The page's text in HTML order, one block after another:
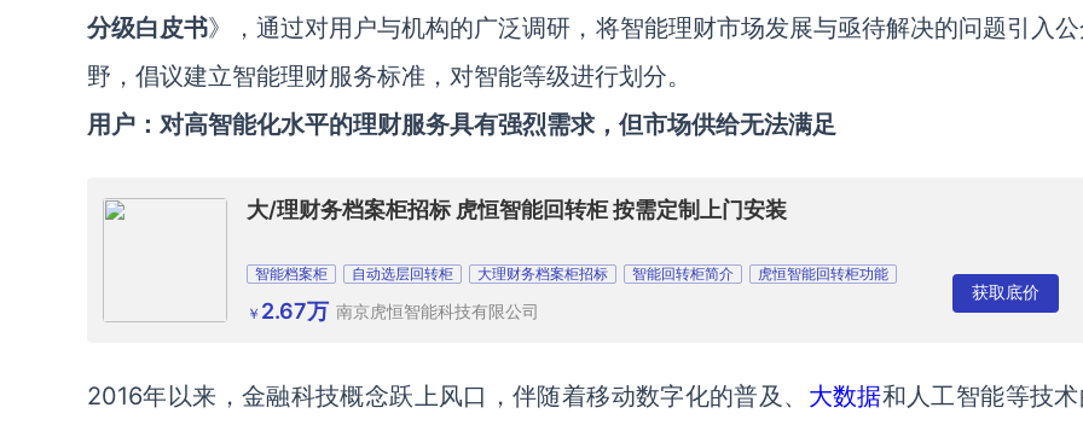
分级白皮书》，通过对用户与机构的广泛调研，将智能理财市场发展与亟待解决的问题引入
野，倡议建立智能理财服务标准，对智能等级进行划分。
用户：对高智能化水平的理财服务具有强烈需求，但市场供给无法满足
大/理财务档案柜招标 虎恒智能回转柜 按需定制上门安装
智能档案柜 自动选层回转柜 大理财务档案柜招标 智能回转柜简介 虎恒智能回转柜功能
￥ 2.67万 南京虎恒智能科技有限公司
获取底价
2016年以来，金融科技概念跃上风口，伴随着移动数字化的普及、 大数据和人工智能等技